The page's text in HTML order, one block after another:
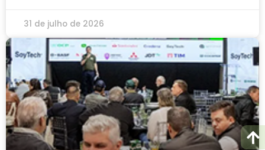
31 de julho de 2026